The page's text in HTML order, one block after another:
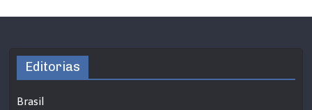
Editorias
Brasil